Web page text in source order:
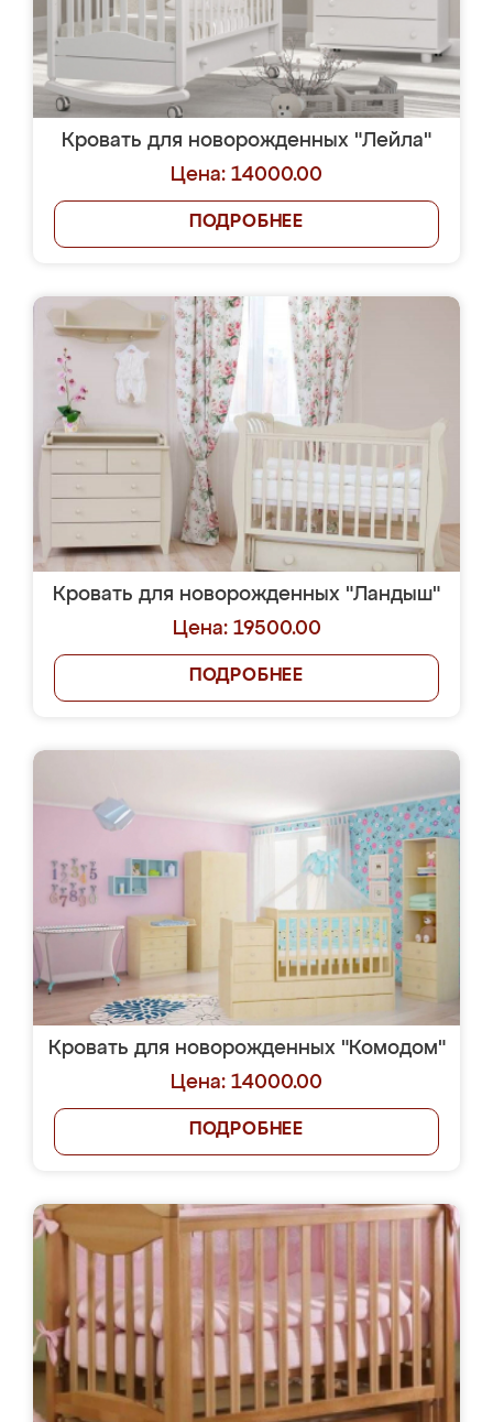
Кровать для новорожденных "Лейла"
Цена: 14000.00
ПОДРОБНЕЕ
Кровать для новорожденных "Ландыш"
Цена: 19500.00
ПОДРОБНЕЕ
Кровать для новорожденных "Комодом"
Цена: 14000.00
ПОДРОБНЕЕ